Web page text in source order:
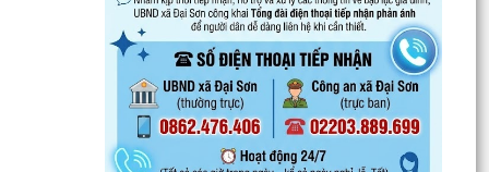
QUYẾT ĐỊNH Về việc phân công Người phát
ngôn và cung cấp thông tin cho báo chí của Ủy
ban nhân dân...
Tổ đại biểu HĐND thành phố số 14 tiếp xúc cử tri
sau Kỳ họp thường lệ giữa năm 2026